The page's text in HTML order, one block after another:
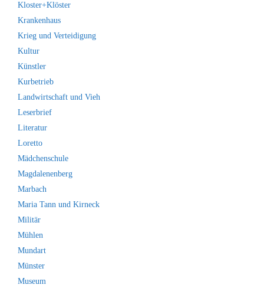
Kloster+Klöster
Krankenhaus
Krieg und Verteidigung
Kultur
Künstler
Kurbetrieb
Landwirtschaft und Vieh
Leserbrief
Literatur
Loretto
Mädchenschule
Magdalenenberg
Marbach
Maria Tann und Kirneck
Militär
Mühlen
Mundart
Münster
Museum